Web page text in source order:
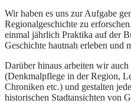
Wir haben es uns zur Aufgabe
Regionalgeschichte zu
einmal jährlich Praktika auf der
Geschichte hautnah erleben und
Darüber hinaus arbeiten wir
(Denkmalpflege in der Region,
Chroniken etc.) und gestalten
historischen Stadtansichten von